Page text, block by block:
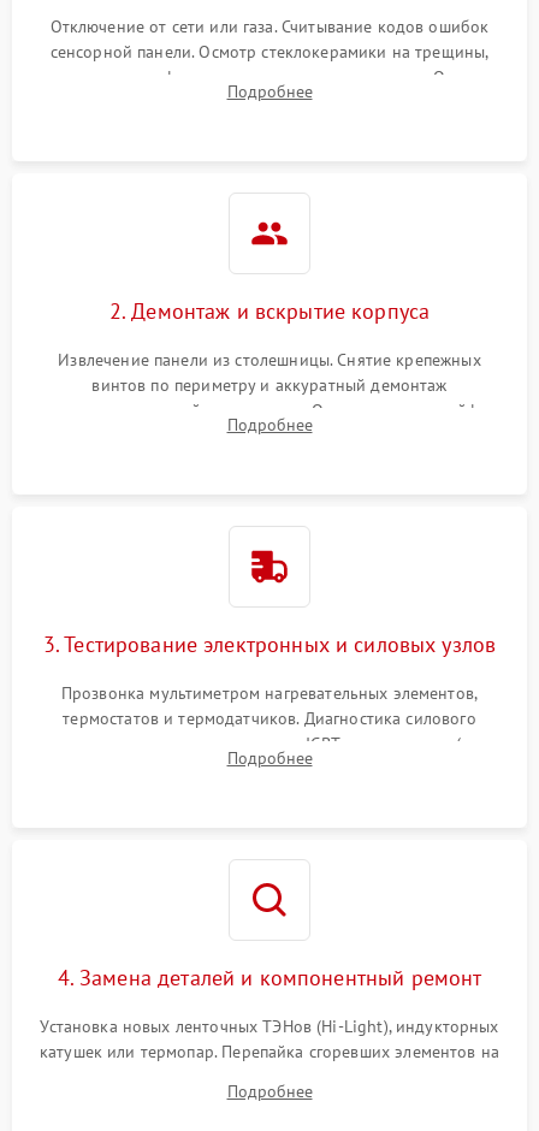
Отключение от сети или газа. Считывание кодов ошибок
сенсорной панели. Осмотр стеклокерамики на трещины,
проверка конфорок на равномерность нагрева. Опрос
клиента о симптомах (не включается, не видит посуду,
Подробнее
2. Демонтаж и вскрытие корпуса
Извлечение панели из столешницы. Снятие крепежных
винтов по периметру и аккуратный демонтаж
стеклокерамической поверхности. Отсоединение шлейфов
сенсорного блока для доступа к силовым платам, катушкам
Подробнее
3. Тестирование электронных и силовых узлов
Прозвонка мультиметром нагревательных элементов,
термостатов и термодатчиков. Диагностика силового
модуля, реле, диодных мостов и IGBT-транзисторов (для
индукции). Проверка кранов и газ-контроля (для газовых
Подробнее
4. Замена деталей и компонентный ремонт
Установка новых ленточных ТЭНов (Hi-Light), индукторных
катушек или термопар. Перепайка сгоревших элементов на
дорожек. Очистка контактов и замена поврежденной
Подробнее